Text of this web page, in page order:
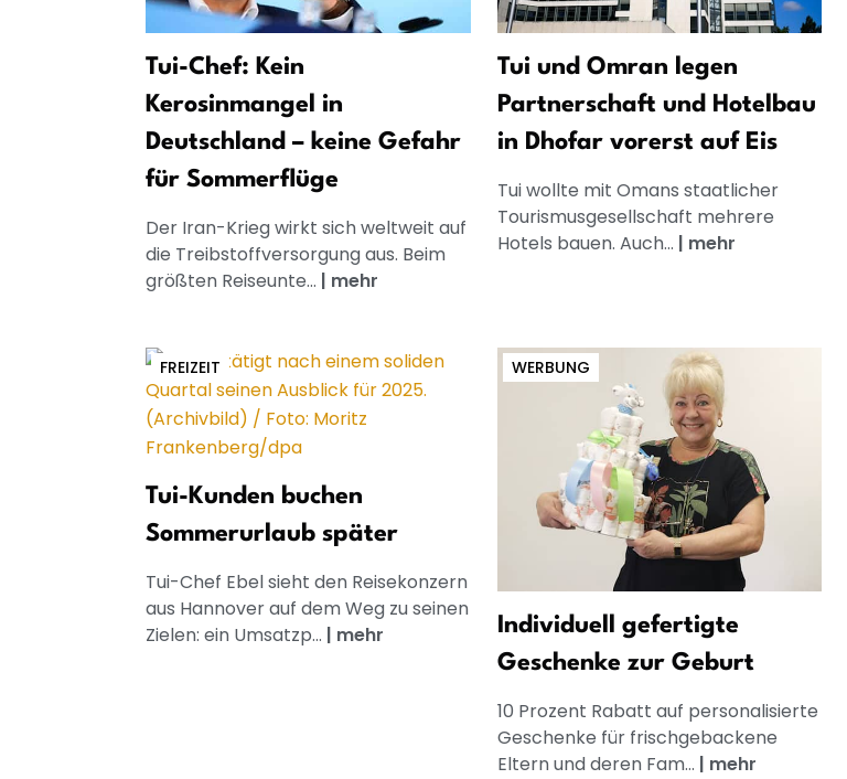
Tui-Chef: Kein
Kerosinmangel in
Deutschland – keine Gefahr
für Sommerflüge
Der Iran-Krieg wirkt sich weltweit auf
die Treibstoffversorgung aus. Beim
größten Reiseunte... | mehr
Tui und Omran legen
Partnerschaft und Hotelbau
in Dhofar vorerst auf Eis
Tui wollte mit Omans staatlicher
Tourismusgesellschaft mehrere
Hotels bauen. Auch... | mehr
FREIZEIT
Tui-Kunden buchen
Sommerurlaub später
Tui-Chef Ebel sieht den Reisekonzern
aus Hannover auf dem Weg zu seinen
Zielen: ein Umsatzp... | mehr
WERBUNG
Individuell gefertigte
Geschenke zur Geburt
10 Prozent Rabatt auf personalisierte
Geschenke für frischgebackene
Eltern und deren Fam... | mehr